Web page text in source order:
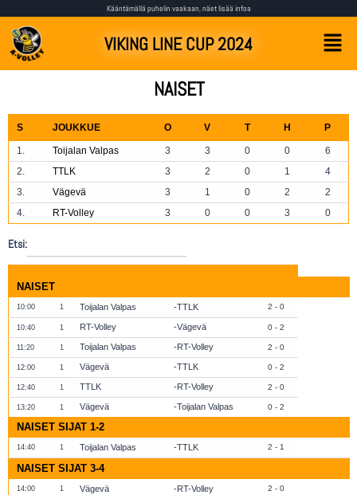
Kääntämällä puhelin vaakaan, näet lisää infoa
VIKING LINE CUP 2024
NAISET
S JOUKKUE O V T H P
1. Toijalan Valpas 3 3 0 0
6
2.
TTLK 3 2 0 1
4
3.
Vägevä 3 1 0 2
2
4.
RT-Volley 3 0 0 3 0
Etsi:
NAISET
10:00 1 Toijalan Valpas TTLK 2 - 0
10:40 1 RT-Volley Vägevä 0 - 2
11:20 1 Toijalan Valpas RT-Volley 2 - 0
12:00 1 Vägevä TTLK 0 - 2
12:40 1 TTLK RT-Volley 2 - 0
13:20 1 Vägevä Toijalan Valpas 0 - 2
NAISET SIJAT 1-2
14:40 1 Toijalan Valpas TTLK 2 - 1
NAISET SIJAT 3-4
14:00 1 Vägevä RT-Volley 2 - 0